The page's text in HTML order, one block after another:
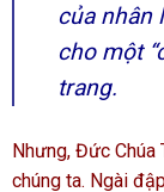
của nhân
cho một
trang.
Nhưng, Đức Chúa
chúng ta. Ngài